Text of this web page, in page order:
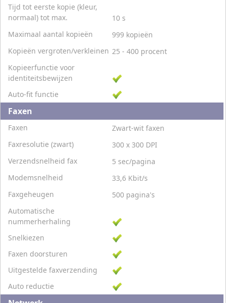
Tijd tot eerste kopie (kleur,
normaal) tot max.
10 s
Maximaal aantal kopieën
999 kopieën
Kopieën vergroten/verkleinen 25 - 400 procent
Kopieerfunctie voor
identiteitsbewijzen
Auto-fit functie
Faxen
Faxen
Zwart-wit faxen
Faxresolutie (zwart)
300 x 300 DPI
Verzendsnelheid fax
5 sec/pagina
Modemsnelheid
33,6 Kbit/s
Faxgeheugen
500 pagina's
Automatische
nummerherhaling
Snelkiezen
Faxen doorsturen
Uitgestelde faxverzending
Auto reductie